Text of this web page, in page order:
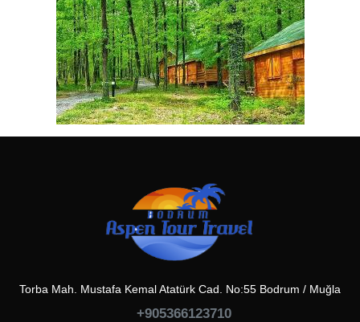
Torba Mah. Mustafa Kemal Atatürk Cad. No:55 Bodrum / Muğla
+905366123710